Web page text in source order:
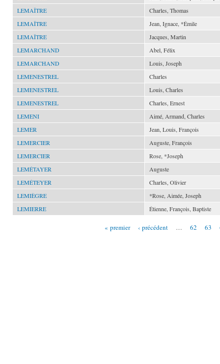
LEMAÎTRE
Charles, Thomas
LEMAÎTRE
Jean, Ignace, *Émile
LEMAÎTRE
Jacques, Martin
LEMARCHAND
Abel, Félix
LEMARCHAND
Louis, Joseph
LEMENESTREL
Charles
LEMENESTREL
Louis, Charles
LEMENESTREL
Charles, Ernest
LEMENI
Aimé, Armand, Charles
LEMER
Jean, Louis, François
LEMERCIER
Auguste, François
LEMERCIER
Rose, *Joseph
LEMÉTAYER
Auguste
LEMÉTEYER
Charles, Olivier
LEMIÈGRE
*Rose, Aimée, Joseph
LEMIERRE
Étienne, François, Baptiste
« premier ‹ précédent … 62 63